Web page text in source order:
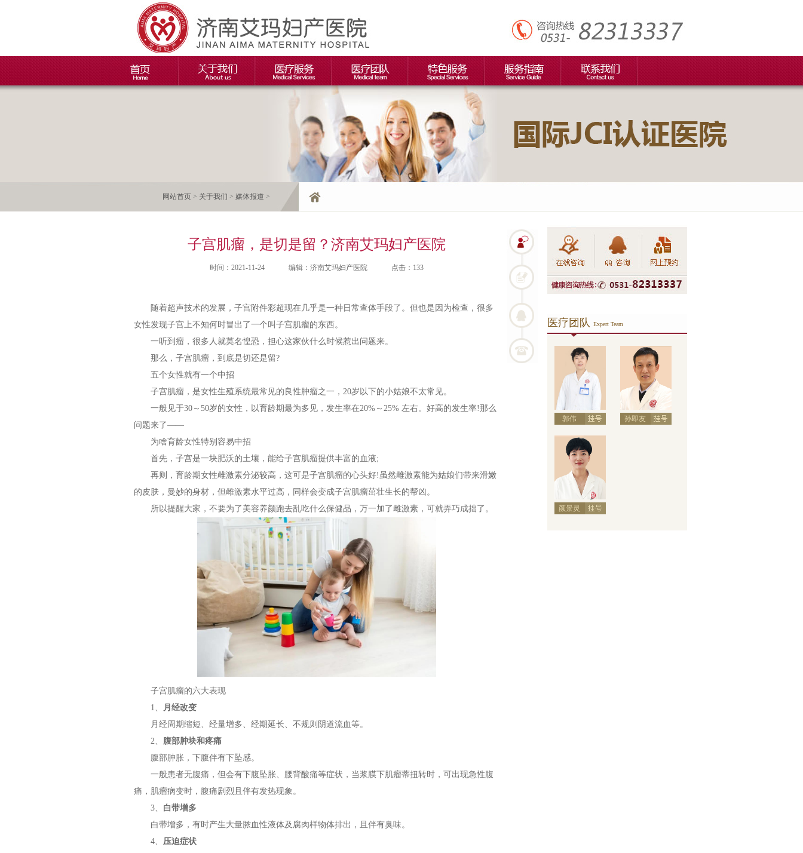
网站首页 > 关于我们 > 媒体报道 >
子宫肌瘤，是切是留？济南艾玛妇产医院
时间：2021-11-24 编辑：济南艾玛妇产医院 点击：133
随着超声技术的发展，子宫附件彩超现在几乎是一种日常查体手段了。但也是因为检查，很多
女性发现子宫上不知何时冒出了一个叫子宫肌瘤的东西。
一听到瘤，很多人就莫名惶恐，担心这家伙什么时候惹出问题来。
那么，子宫肌瘤，到底是切还是留?
五个女性就有一个中招
子宫肌瘤，是女性生殖系统最常见的良性肿瘤之一，20岁以下的小姑娘不太常见。
一般见于30～50岁的女性，以育龄期最为多见，发生率在20%～25% 左右。好高的发生率!那么
问题来了——
为啥育龄女性特别容易中招
首先，子宫是一块肥沃的土壤，能给子宫肌瘤提供丰富的血液;
再则，育龄期女性雌激素分泌较高，这可是子宫肌瘤的心头好!虽然雌激素能为姑娘们带来滑嫩
的皮肤，曼妙的身材，但雌激素水平过高，同样会变成子宫肌瘤茁壮生长的帮凶。
所以提醒大家，不要为了美容养颜跑去乱吃什么保健品，万一加了雌激素，可就弄巧成拙了。
子宫肌瘤的六大表现
1、
月经改变
月经周期缩短、经量增多、经期延长、不规则阴道流血等。
2、 腹部肿块和疼痛
腹部肿胀，下腹伴有下坠感。
一般患者无腹痛，但会有下腹坠胀、腰背酸痛等症状，当浆膜下肌瘤蒂扭转时，可出现急性腹
痛，肌瘤病变时，腹痛剧烈且伴有发热现象。
3、 白带增多
白带增多，有时产生大量脓血性液体及腐肉样物体排出，且伴有臭味。
4、 压迫症状
医疗团队 Expert Team
郭伟 孙即友
颜景灵